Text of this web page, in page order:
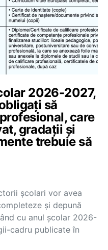
2026-2027,
să
care
gradații și
trebuie să
școlari vor avea
și depună
cu anul școlar 2026-
cadru publicate în